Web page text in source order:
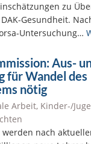
zu
Gesundheit.
Untersuchung…
Aus-
für Wandel des
nötig
Arbeit, Kinder-/
werden nach